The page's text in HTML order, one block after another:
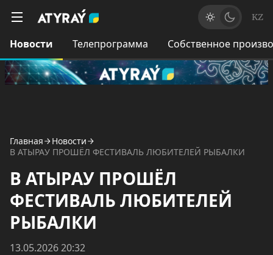
KZ
Новости Телепрограмма Собственное
Главная
Новости
В АТЫРАУ ПРОШЁЛ ФЕСТИВАЛЬ ЛЮБИТЕЛЕЙ РЫБАЛКИ
В АТЫРАУ ПРОШЁЛ
ФЕСТИВАЛЬ ЛЮБИТЕЛЕЙ
РЫБАЛКИ
13.05.2026 20:32